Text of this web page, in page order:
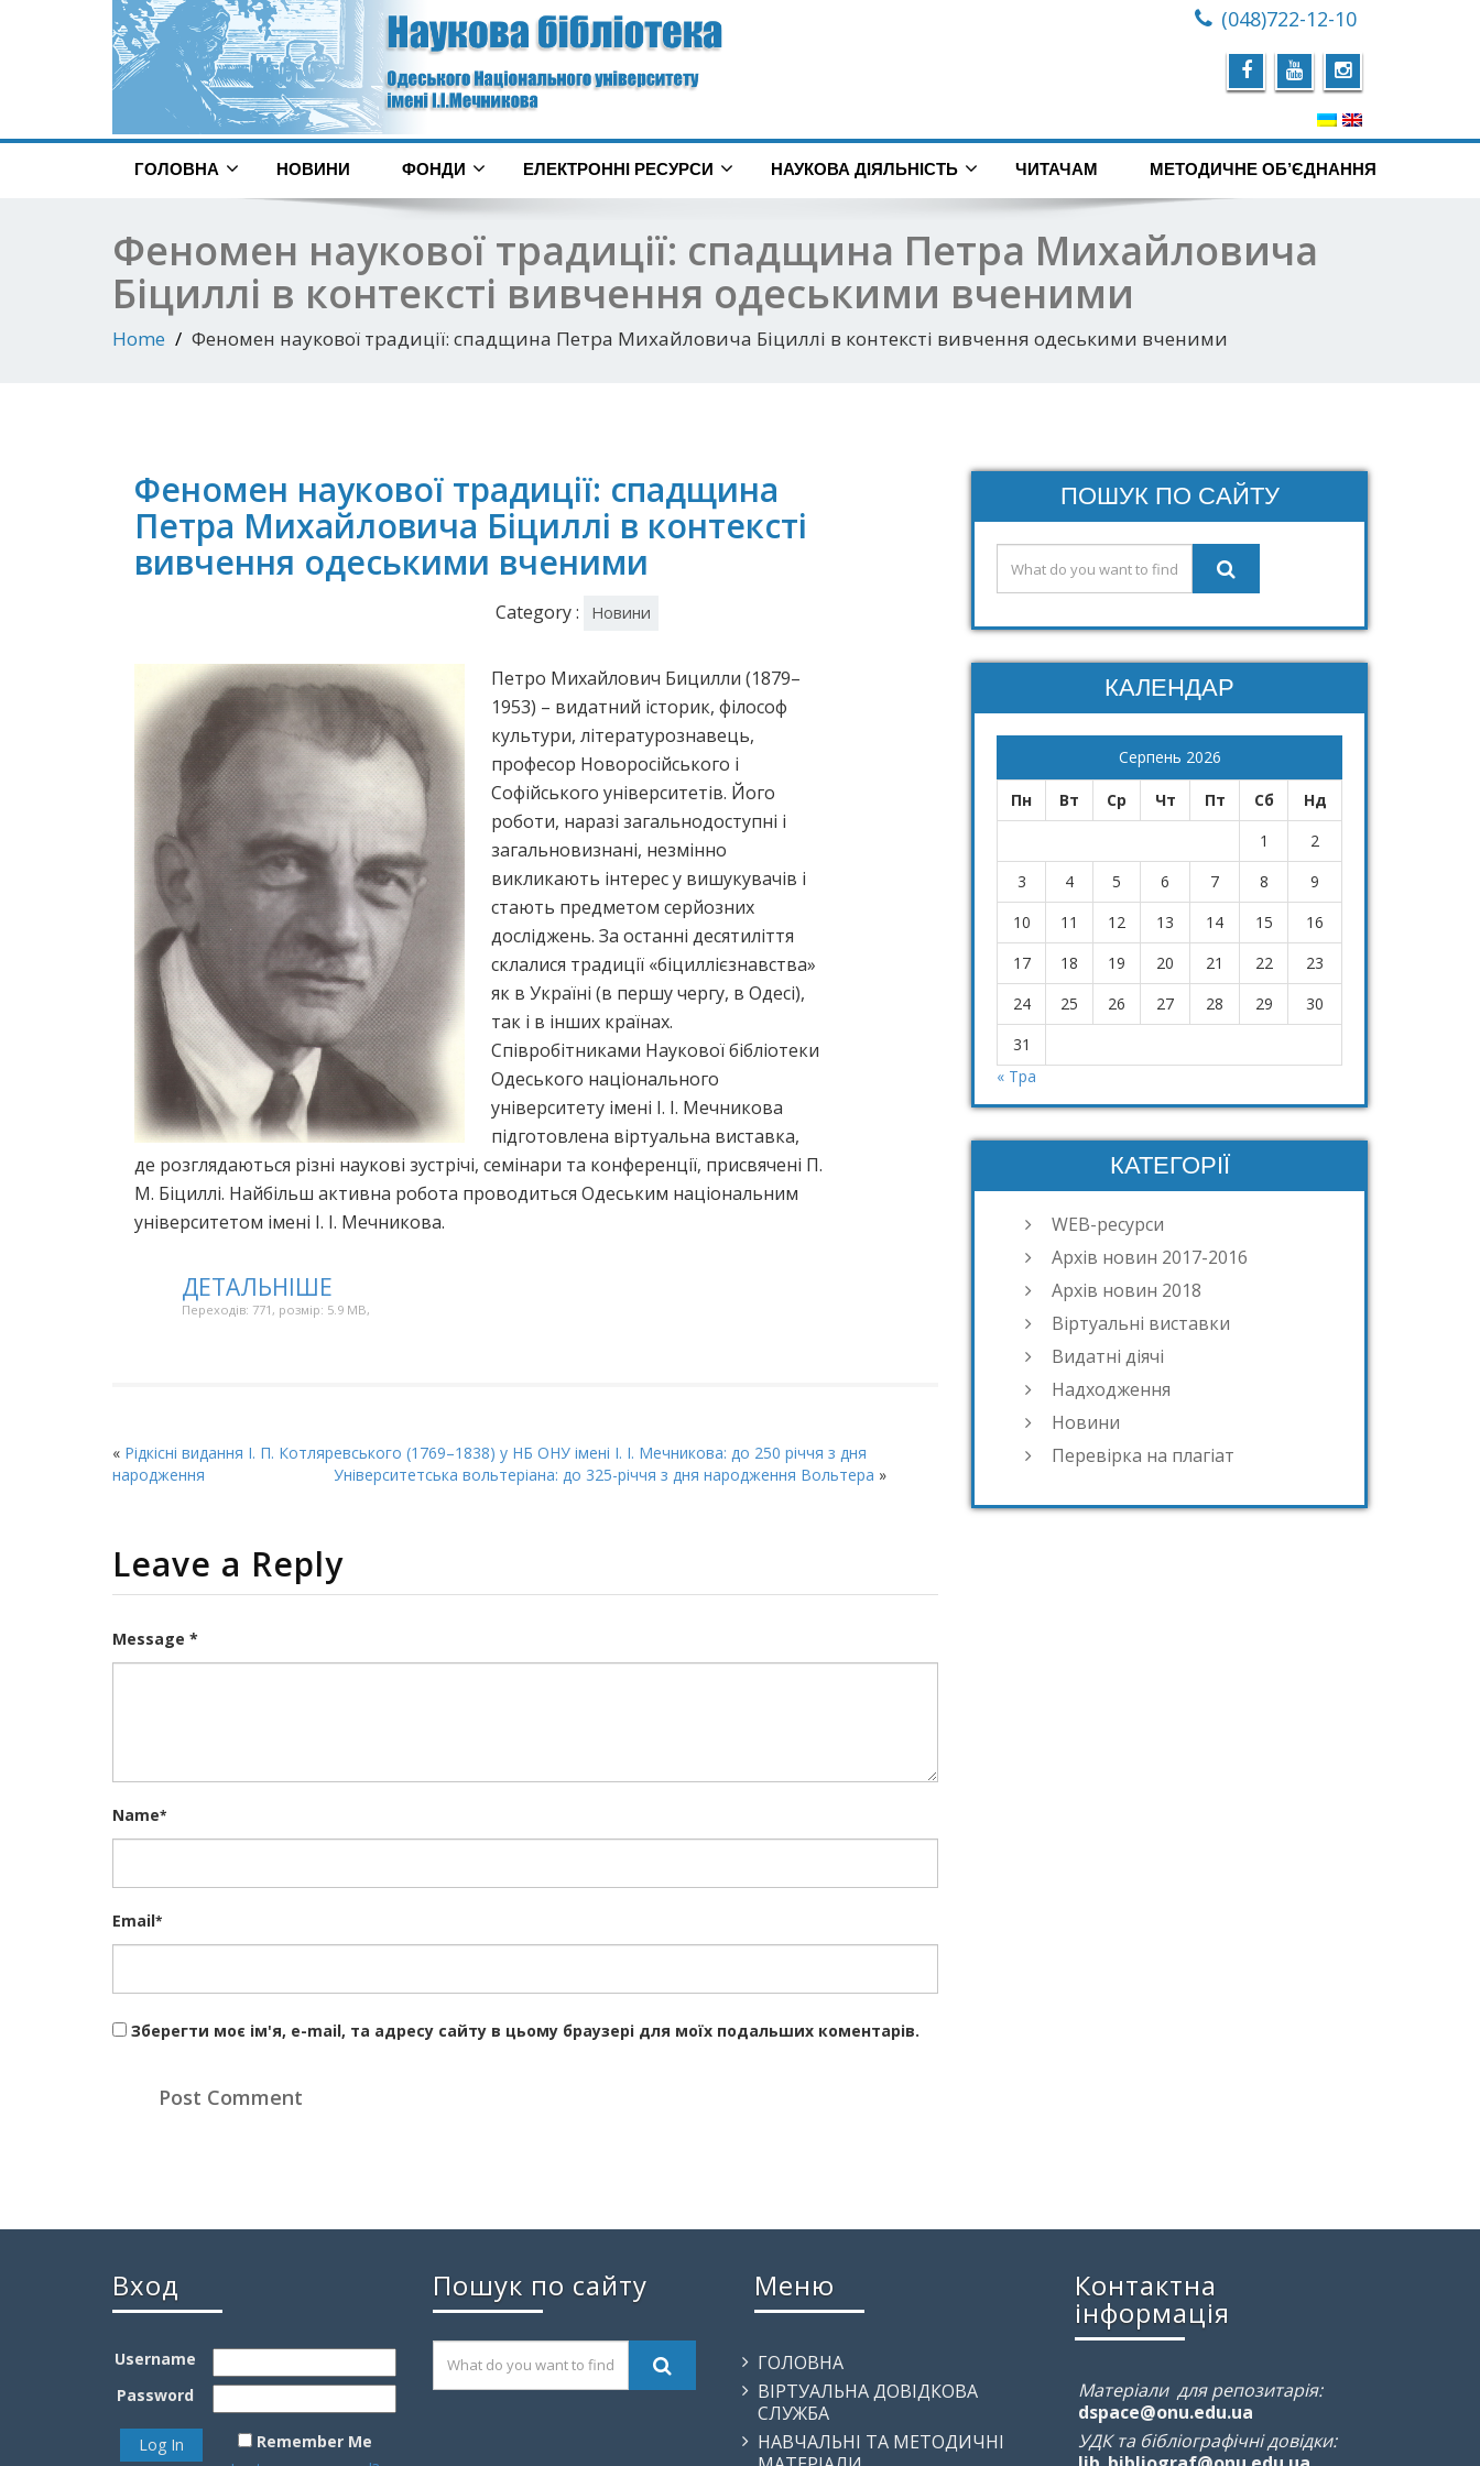
(048)722-12-10
ГОЛОВНА НОВИНИ ФОНДИ ЕЛЕКТРОННІ РЕСУРСИ НАУКОВА ДІЯЛЬНІСТЬ ЧИТАЧАМ МЕТОДИЧНЕ ОБ’ЄДНАННЯ
Феномен наукової традиції: спадщина Петра Михайловича
Біциллі в контексті вивчення одеськими вченими
Home Феномен наукової традиції: спадщина Петра Михайловича Біциллі в контексті вивчення одеськими вченими
Феномен наукової традиції: спадщина
Петра Михайловича Біциллі в контексті
вивчення одеськими вченими
Category : Новини
Петро Михайлович Бицилли (1879–
1953) – видатний історик, філософ
культури, літературознавець,
професор Новоросійського і
Софійського університетів. Його
роботи, наразі загальнодоступні і
загальновизнані, незмінно
викликають інтерес у вишукувачів і
стають предметом серйозних
досліджень. За останні десятиліття
склалися традиції «біциллієзнавства»
як в Україні (в першу чергу, в Одесі),
так і в інших країнах.
Співробітниками Наукової бібліотеки
Одеського національного
університету імені І. І. Мечникова
підготовлена віртуальна виставка,
де розглядаються різні наукові зустрічі, семінари та конференції, присвячені П.
М. Біциллі. Найбільш активна робота проводиться Одеським національним
університетом імені І. І. Мечникова.
ДЕТАЛЬНІШЕ
Переходів: 771, розмір: 5.9 MB,
« Рідкісні видання І. П. Котляревського (1769–1838) у НБ ОНУ імені І. І. Мечникова: до 250 річчя з дня
народження
Університетська вольтеріана: до 325-річчя з дня народження Вольтера »
Leave a Reply
Message *
Name*
Email*
Зберегти моє ім'я, e-mail, та адресу сайту в цьому браузері для моїх подальших коментарів.
ПОШУК ПО САЙТУ
КАЛЕНДАР
Серпень 2026
Пн Вт Ср Чт Пт Сб
Нд
1
2
3
4 5 6 7 8
9
10
11 12 13 14 15
16
17
18 19 20 21 22
23
24
25 26 27 28 29
30
31
« Тра
КАТЕГОРІЇ
WEB-ресурси
Архів новин 2017-2016
Архів новин 2018
Віртуальні виставки
Видатні діячі
Надходження
Новини
Перевірка на плагіат
Вход
Username
Password
Remember Me
Пошук по сайту Меню
ГОЛОВНА
ВІРТУАЛЬНА ДОВІДКОВА
СЛУЖБА
НАВЧАЛЬНІ ТА МЕТОДИЧНІ
Контактна
інформація
Матеріали для репозитарія:
dspace@onu.edu.ua
УДК та бібліографічні довідки: